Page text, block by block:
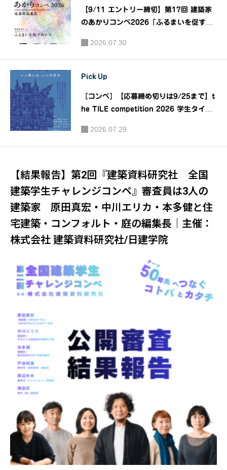
【9/11 エントリー締切】第17回 建築家
のあかりコンペ2026「ふるまいを促すあ
会 ・ 大光電機株式会社
2026.07.30
Pick Up
［コンペ］【応募締め切りは9/25まで】t
he TILE competition 2026 学生タイル
を」｜主催：CERASTA 2026実行委員会
2026.07.29
【結果報告】第2回『建築資料研究社 全国
建築学生チャレンジコンペ』審査員は3人の
建築家 原田真宏・中川エリカ・本多健と住
宅建築・コンフォルト・庭の編集長｜主催：
株式会社 建築資料研究社/日建学院